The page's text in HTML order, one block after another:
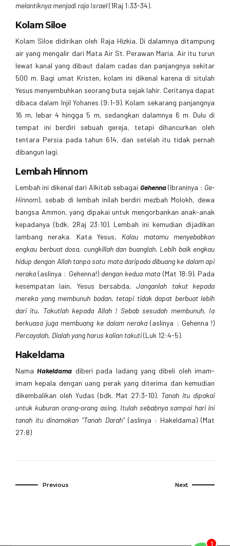
melantiknya menjadi raja Israel(1Raj 1:33-34).
Kolam Siloe
Kolam Siloe didirikan oleh Raja Hizkia. Di dalamnya ditampung
air yang mengalir dari Mata Air St. Perawan Maria. Air itu turun
lewat kanal yang dibaut dalam cadas dan panjangnya sekitar
500 m. Bagi umat Kristen, kolam ini dikenal karena di situlah
Yesus menyembuhkan seorang buta sejak lahir. Ceritanya dapat
dibaca dalam Injil Yohanes (9:1-9). Kolam sekarang panjangnya
16 m, lebar 4 hingga 5 m, sedangkan dalamnya 6 m. Dulu di
tempat ini berdiri sebuah gereja, tetapi dihancurkan oleh
tentara Persia pada tahun 614, dan setelah itu tidak pernah
dibangun lagi.
Lembah Hinnom
Lembah ini dikenal dari Alkitab sebagai Gehenna(Ibraninya : Ge-
Hinnom), sebab di lembah inilah berdiri mezbah Molokh, dewa
bangsa Ammon, yang dipakai untuk mengorbankan anak-anak
kepadanya (bdk. 2Raj 23:10). Lembah ini kemudian dijadikan
lambang neraka. Kata Yesus, Kalau matamu menyebabkan
engkau berbuat dosa, cungkillah dan buanglah. Lebih baik engkau
hidup dengan Allah tanpa satu mata daripada dibuang ke dalam api
neraka (aslinya : Gehenna!) dengan kedua mata (Mat 18:9). Pada
kesempatan lain, Yesus bersabda, Janganlah takut kepada
mereka yang membunuh badan, tetapi tidak dapat berbuat lebih
dari itu. Takutlah kepada Allah ! Sebab sesudah membunuh, Ia
berkuasa juga membuang ke dalam neraka(aslinya : Gehenna !)
Percayalah, Dialah yang harus kalian takuti(Luk 12:4-5).
Hakeldama
NamaHakeldama diberi pada ladang yang dibeli oleh imam-
imam kepala dengan uang perak yang diterima dan kemudian
dikembalikan oleh Yudas (bdk. Mat 27:3-10). Tanah itu dipakai
untuk kuburan orang-orang asing. Itulah sebabnya sampai hari ini
tanah itu dinamakan “Tanah Darah”(aslinya : Hakeldama) (Mat
27:8)
Previous Next
1